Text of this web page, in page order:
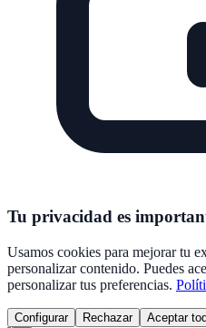
Tu privacidad es
Usamos cookies para mejorar tu
personalizar contenido. Puedes
personalizar tus preferencias.
Configurar Rechazar Aceptar